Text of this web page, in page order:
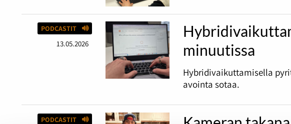
PODCASTIT
13.05.2026
minuutissa
Hybridivaikuttamisella
avointa sotaa.
PODCASTIT